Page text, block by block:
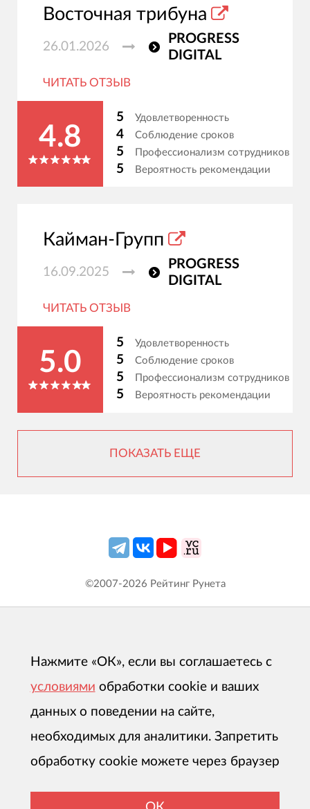
Восточная трибуна
26.01.2026
PROGRESS
DIGITAL
ЧИТАТЬ ОТЗЫВ
4.8
5 Удовлетворенность
4 Соблюдение сроков
5 Профессионализм сотрудников
5 Вероятность рекомендации
Кайман-Групп
16.09.2025
PROGRESS
DIGITAL
ЧИТАТЬ ОТЗЫВ
5.0
5 Удовлетворенность
5 Соблюдение сроков
5 Профессионализм сотрудников
5 Вероятность рекомендации
ПОКАЗАТЬ ЕЩЕ
©2007-2026 Рейтинг Рунета
Нажмите «ОК», если вы соглашаетесь с
условиями обработки cookie и ваших
данных о поведении на сайте,
необходимых для аналитики. Запретить
обработку cookie можете через браузер